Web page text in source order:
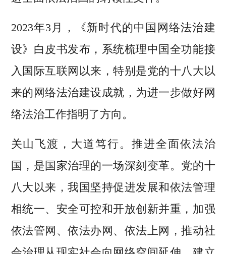
2023年3月，《新时代的中国网络法治建
设》白皮书发布，系统梳理中国全功能接
入国际互联网以来，特别是党的十八大以
来的网络法治建设成就，为进一步做好网
络法治工作指明了方向。
关山飞渡，大道笃行。推进全面依法治
国，是国家治理的一场深刻变革。党的十
八大以来，我国坚持促进发展和依法管理
相统一、安全可控和开放创新并重，加强
依法管网、依法办网、依法上网，推动社